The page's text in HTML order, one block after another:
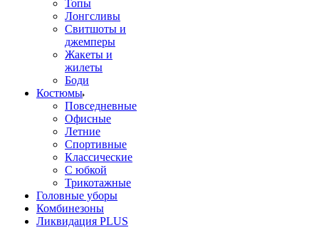
Топы
Лонгсливы
Свитшоты и
джемперы
Жакеты и
жилеты
Боди
Костюмы
Повседневные
Офисные
Летние
Спортивные
Классические
С юбкой
Трикотажные
Головные уборы
Комбинезоны
Ликвидация PLUS